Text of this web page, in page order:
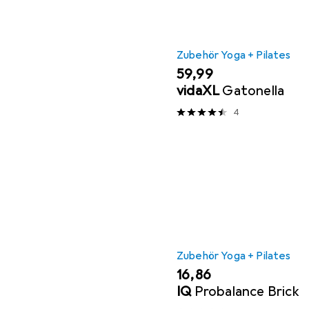
Zubehör Yoga + Pilates
EUR
59,99
vidaXLGatonella
4
Zubehör Yoga + Pilates
EUR
16,86
IQ Probalance Brick